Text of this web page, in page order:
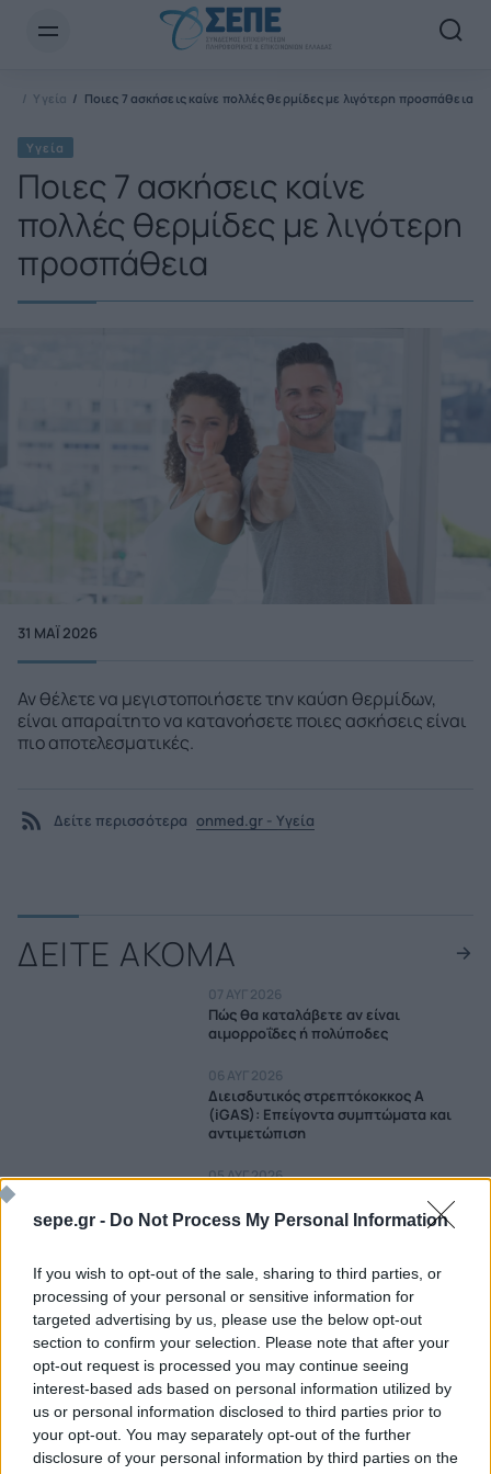
sepe.gr - Do Not Process My Personal Information
If you wish to opt-out of the sale, sharing to third parties, or
processing of your personal or sensitive information for
targeted advertising by us, please use the below opt-out
section to confirm your selection. Please note that after your
opt-out request is processed you may continue seeing
interest-based ads based on personal information utilized by
us or personal information disclosed to third parties prior to
your opt-out. You may separately opt-out of the further
disclosure of your personal information by third parties on the
Υγεία Ποιες 7 ασκήσεις καίνε πολλές θερμίδες με λιγότερη προσπάθεια
Υγεία
Ποιες 7 ασκήσεις καίνε
πολλές θερμίδες με λιγότερη
προσπάθεια
31 ΜΑΪ́ 2026
Αν θέλετε να μεγιστοποιήσετε την καύση θερμίδων,
είναι απαραίτητο να κατανοήσετε ποιες ασκήσεις είναι
πιο αποτελεσματικές.
Δείτε περισσότερα onmed.gr - Υγεία
ΔΕΙΤΕ ΑΚΟΜΑ
07 ΑΥΓ 2026
Πώς θα καταλάβετε αν είναι
αιμορροΐδες ή πολύποδες
06 ΑΥΓ 2026
Διεισδυτικός στρεπτόκοκκος Α
(iGAS): Επείγοντα συμπτώματα και
αντιμετώπιση
05 ΑΥΓ 2026
αρθρίτιδα στα αρχικά της στάδια
Πάνω από διπλάσιες πιθανότητες για
καρδιακά όσοι έχουν δυσκοιλιότητα
04 ΑΥΓ 2026
Τι συμβαίνει τις μέρες ακριβώς πριν
το εγκεφαλικό
03 ΑΥΓ 2026
Πόνος στα πέλματα: Πότε είναι
σύμπτωμα νόσου
Newsletter Email*